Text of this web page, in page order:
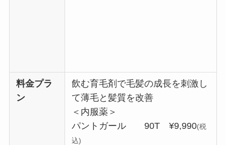
料金プラ
ン
飲む育毛剤で毛髪の成長を刺激し
て薄毛と髪質を改善
＜内服薬＞
パントガール 90T ¥9,990(税
込)